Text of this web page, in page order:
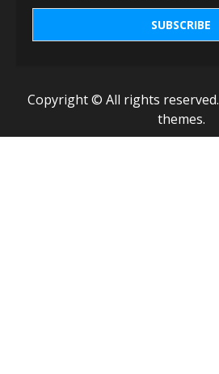
Copyright © All rights reserved.
themes.